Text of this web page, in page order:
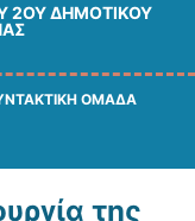
2ΟΥ ΔΗΜΟΤΙΚΟΎ
ΟΜΑΔΑ
της